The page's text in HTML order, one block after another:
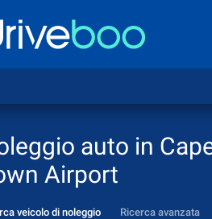
auto in
Airport
veicolo di noleggio Ricerca avanzata